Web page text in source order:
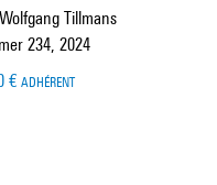
Tillmans
234, 2024
€ ADHÉRENT